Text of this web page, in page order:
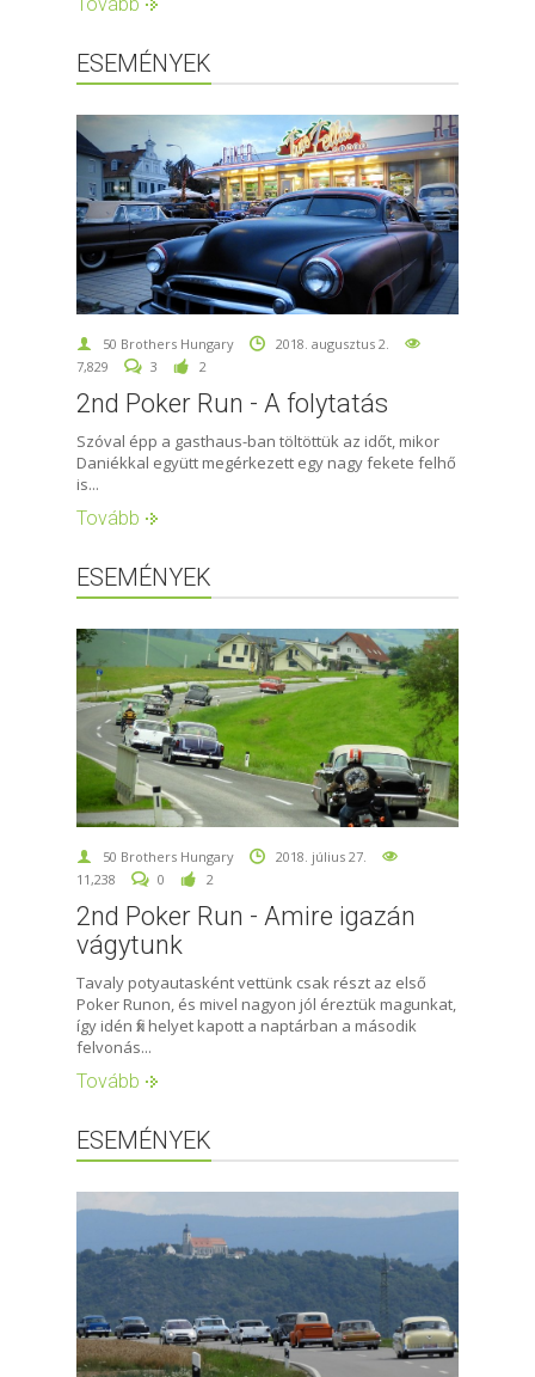
Tovább
ESEMÉNYEK
50 Brothers Hungary
2018. augusztus 2.
7,829
3 2
2nd Poker Run - A folytatás
Szóval épp a gasthaus-ban töltöttük az időt, mikor
Daniékkal együtt megérkezett egy nagy fekete felhő
is...
Tovább
ESEMÉNYEK
50 Brothers Hungary
2018. július 27.
11,238
0 2
2nd Poker Run - Amire igazán
vágytunk
Tavaly potyautasként vettünk csak részt az első
Poker Runon, és mivel nagyon jól éreztük magunkat,
így idén fix helyet kapott a naptárban a második
felvonás...
Tovább
ESEMÉNYEK